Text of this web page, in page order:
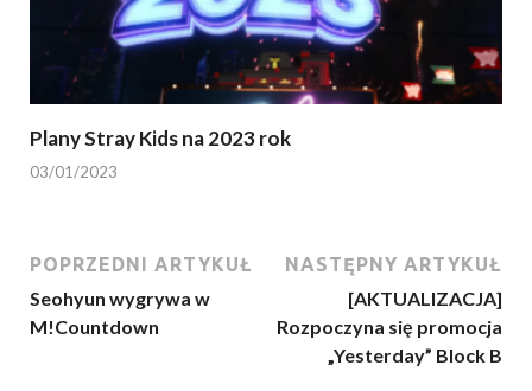
Plany Stray Kids na 2023 rok
03/01/2023
POPRZEDNI ARTYKUŁ
Seohyun wygrywa w
M!Countdown
NASTĘPNY ARTYKUŁ
[AKTUALIZACJA]
Rozpoczyna się promocja
„Yesterday” Block B